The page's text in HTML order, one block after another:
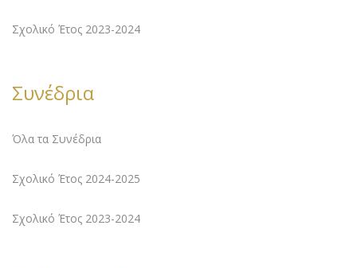
Σχολικό Έτος 2023-2024
Συνέδρια
Όλα τα Συνέδρια
Σχολικό Έτος 2024-2025
Σχολικό Έτος 2023-2024